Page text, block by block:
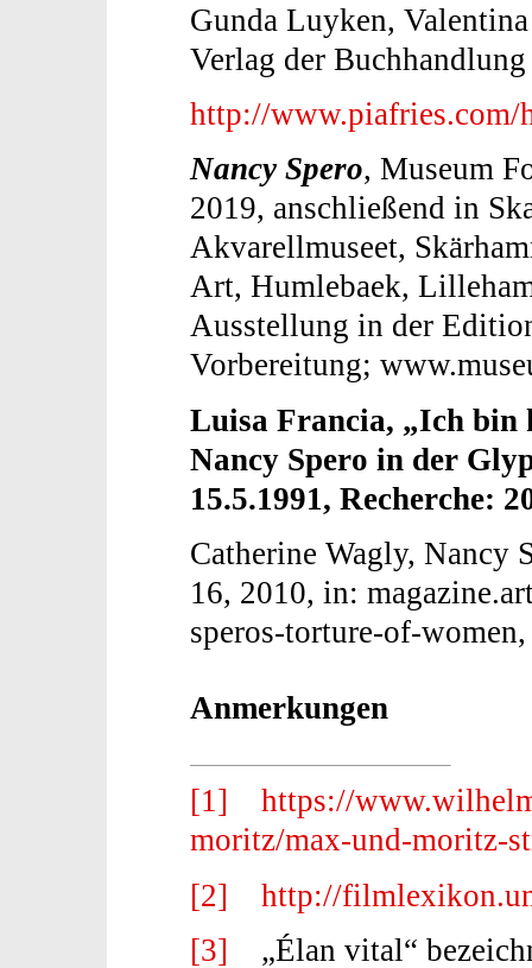
Gunda Luyken,
Verlag der
http://www.piafries.com/
Nancy Spero, Museum
2019, anschließend in
Akvarellmuseet,
Art, Humlebaek,
Ausstellung in der
Vorbereitung;
Luisa Francia, „Ich bin
Nancy Spero in der
15.5.1991, Recherche:
Catherine Wagly, Nancy
16, 2010, in:
speros-torture-of-
Anmerkungen
[1]
https://
moritz/max-und-moritz-
[2]
http://
[3] „Élan vital“